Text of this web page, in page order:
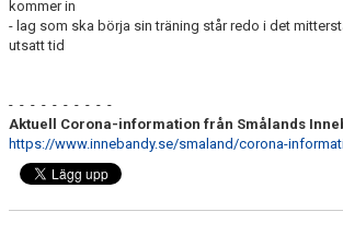
kommer in
- lag som ska börja sin träning står redo i det
utsatt tid
- - - - - - - - - -
Aktuell Corona-information från Smålands
https://www.innebandy.se/smaland/corona-